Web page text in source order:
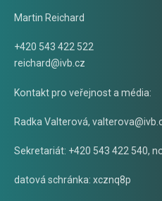
Martin Reichard
+420 543 422 522
reichard@ivb.cz
Kontakt pro veřejnost a média:
Radka Valterová,
Sekretariát: +420 543 422 540,
datová schránka: xcznq8p